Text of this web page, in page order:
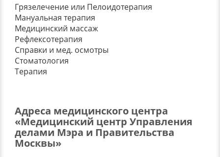
Грязелечение или Пелоидотерапия
Мануальная терапия
Медицинский массаж
Рефлексотерапия
Справки и мед. осмотры
Стоматология
Терапия
Адреса медицинского центра
«Медицинский центр Управления
делами Мэра и Правительства
Москвы»